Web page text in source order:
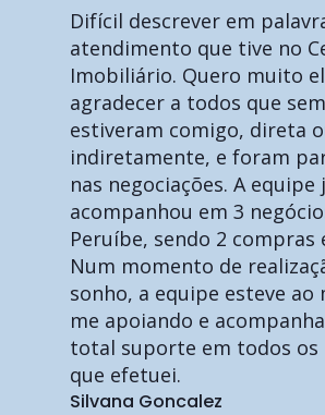
Difícil descrever em
atendimento que tive no
Imobiliário. Quero muito
agradecer a todos que
estiveram comigo, direta
indiretamente, e foram
nas negociações. A equipe
acompanhou em 3
Peruíbe, sendo 2 compras
Num momento de
sonho, a equipe esteve ao
me apoiando e
total suporte em todos os
que efetuei.
Silvana Goncalez